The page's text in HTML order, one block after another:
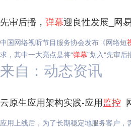
先审后播， 弹幕迎良性发展_网
中国网络视听节目服务协会发布《网络短
求，其中一大亮点是将“弹幕”划入“先审
来自：动态资讯
云原生应用架构实践-应用监控
应用上线后，为了长期稳定地服务客户，